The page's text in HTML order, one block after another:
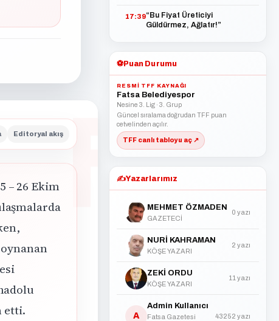
Editoryal akış
– 26 Ekim
etti.
17:39“Bu Fiyat Üreticiyi
Güldürmez, Ağlatır!”
⚽ Puan Durumu
RESMI TFF KAYNAĞI
Fatsa Belediyespor
Nesine 3. Lig · 3. Grup
Güncel sıralama doğrudan TFF puan
cetvelinden açılır.
TFF canlı tabloyu aç ↗
✍️Yazarlarımız
MEHMET ÖZMADEN
GAZETECİ
0 yazı
NURİ KAHRAMAN
KÖŞE YAZARI
2 yazı
ZEKİ ORDU
KÖŞE YAZARI
11 yazı
A
Admin Kullanıcı
Fatsa Gazetesi
43252 yazı